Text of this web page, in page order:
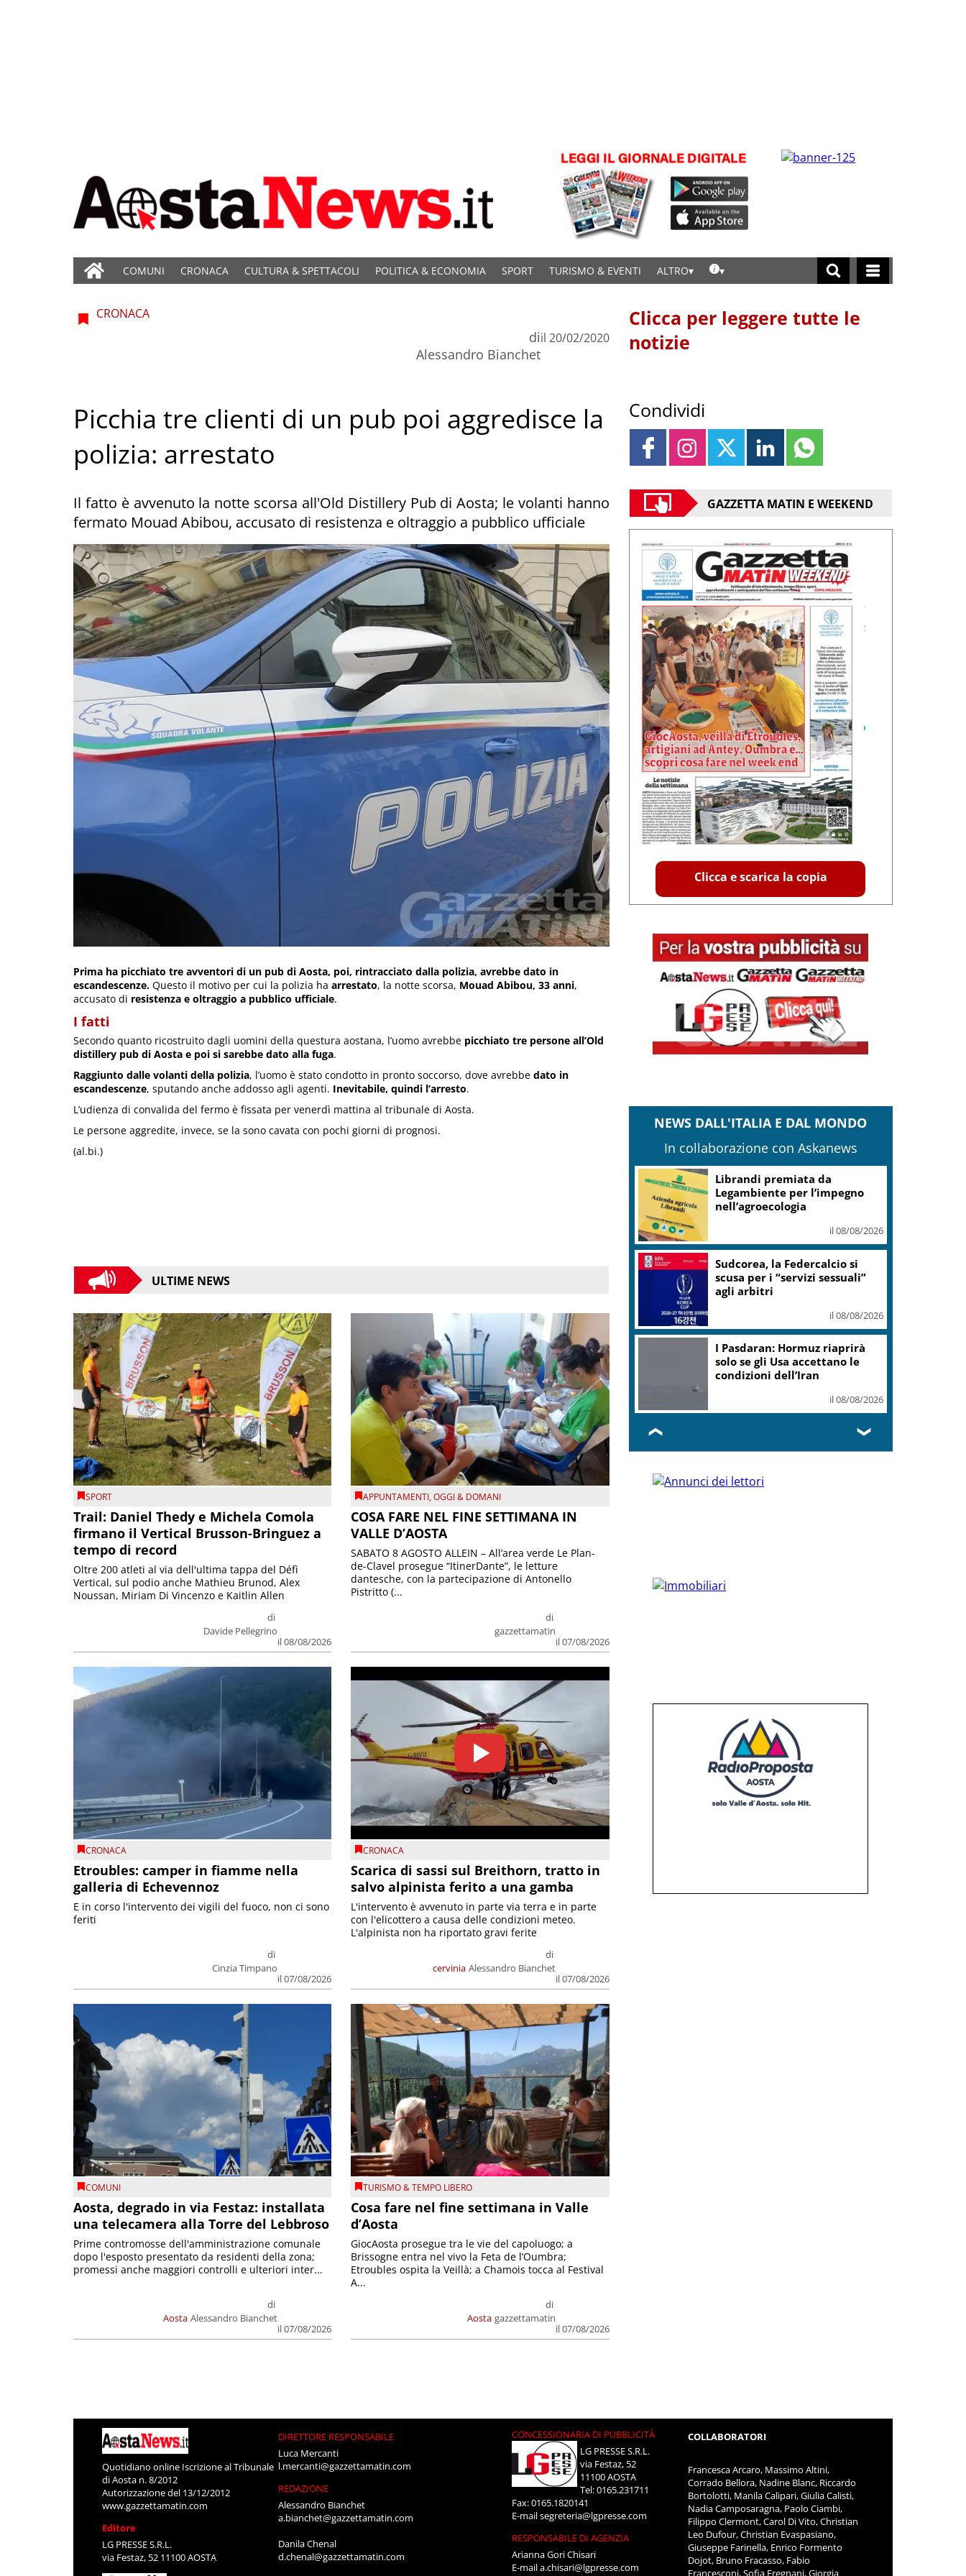
COMUNI CRONACA CULTURA & SPETTACOLI POLITICA & ECONOMIA SPORT TURISMO & EVENTI ALTRO
CRONACA
di
Alessandro Bianchet
il 20/02/2020
Picchia tre clienti di un pub poi aggredisce la
polizia: arrestato
Il fatto è avvenuto la notte scorsa all'Old Distillery Pub di Aosta; le volanti hanno
fermato Mouad Abibou, accusato di resistenza e oltraggio a pubblico ufficiale
Prima ha picchiato tre avventori di un pub di Aosta, poi, rintracciato dalla polizia, avrebbe dato in
escandescenze. Questo il motivo per cui la polizia ha arrestato, la notte scorsa, Mouad Abibou, 33 anni,
accusato di resistenza e oltraggio a pubblico ufficiale.
I fatti
Secondo quanto ricostruito dagli uomini della questura aostana, l’uomo avrebbe picchiato tre persone all’Old
distillery pub di Aosta e poi si sarebbe dato alla fuga.
Raggiunto dalle volanti della polizia, l’uomo è stato condotto in pronto soccorso, dove avrebbe dato in
escandescenze, sputando anche addosso agli agenti. Inevitabile, quindi l’arresto.
L’udienza di convalida del fermo è fissata per venerdì mattina al tribunale di Aosta.
Le persone aggredite, invece, se la sono cavata con pochi giorni di prognosi.
(al.bi.)
ULTIME NEWS
SPORT
Trail: Daniel Thedy e Michela Comola
firmano il Vertical Brusson-Bringuez a
tempo di record
di
Davide Pellegrino
il 08/08/2026
Oltre 200 atleti al via dell'ultima tappa del Défì
Vertical, sul podio anche Mathieu Brunod, Alex
Noussan, Miriam Di Vincenzo e Kaitlin Allen
APPUNTAMENTI,OGGI & DOMANI
COSA FARE NEL FINE SETTIMANA IN
VALLE D’AOSTA
di
gazzettamatin
il 07/08/2026
SABATO 8 AGOSTO ALLEIN – All’area verde Le Plan-
de-Clavel prosegue “ItinerDante”, le letture
dantesche, con la partecipazione di Antonello
Pistritto (...
CRONACA
Etroubles: camper in fiamme nella
galleria di Echevennoz
di
Cinzia Timpano
il 07/08/2026
E in corso l'intervento dei vigili del fuoco, non ci sono
feriti
CRONACA
Scarica di sassi sul Breithorn, tratto in
salvo alpinista ferito a una gamba
cervinia
di
Alessandro Bianchet
il 07/08/2026
L'intervento è avvenuto in parte via terra e in parte
con l'elicottero a causa delle condizioni meteo.
L'alpinista non ha riportato gravi ferite
COMUNI
Aosta, degrado in via Festaz: installata
una telecamera alla Torre del Lebbroso
Aosta
di
Alessandro Bianchet
il 07/08/2026
Prime contromosse dell'amministrazione comunale
dopo l'esposto presentato da residenti della zona;
promessi anche maggiori controlli e ulteriori inter...
TURISMO & TEMPO LIBERO
Cosa fare nel fine settimana in Valle
d’Aosta
Aosta
di
gazzettamatin
il 07/08/2026
GiocAosta prosegue tra le vie del capoluogo; a
Brissogne entra nel vivo la Feta de l’Oumbra;
Etroubles ospita la Veillà; a Chamois tocca al Festival
A...
Clicca per leggere tutte le
notizie
Condividi
GAZZETTA MATIN E WEEKEND
Clicca e scarica la copia
NEWS DALL'ITALIA E DAL MONDO
In collaborazione con Askanews
Librandi premiata da
Legambiente per l’impegno
nell’agroecologia
il 08/08/2026
Sudcorea, la Federcalcio si
scusa per i “servizi sessuali”
agli arbitri
il 08/08/2026
I Pasdaran: Hormuz riaprirà
solo se gli Usa accettano le
condizioni dell’Iran
il 08/08/2026
❮ ❯
Quotidiano online Iscrizione al Tribunale
di Aosta n. 8/2012
Autorizzazione del 13/12/2012
www.gazzettamatin.com
Editore
LG PRESSE S.R.L.
via Festaz, 52 11100 AOSTA
DIRETTORE RESPONSABILE
Luca Mercanti
l.mercanti@gazzettamatin.com
REDAZIONE
Alessandro Bianchet
a.bianchet@gazzettamatin.com
Danila Chenal
d.chenal@gazzettamatin.com
CONCESSIONARIA DI PUBBLICITÀ
LG PRESSE S.R.L.
via Festaz, 52
11100 AOSTA
Tel: 0165.231711
Fax: 0165.1820141
E-mailsegreteria@lgpresse.com
RESPONSABILE DI AGENZIA
Arianna Gori Chisari
E-maila.chisari@lgpresse.com
COLLABORATORI
Francesca Arcaro, Massimo Altini,
Corrado Bellora, Nadine Blanc, Riccardo
Bortolotti, Manila Calipari, Giulia Calisti,
Nadia Camposaragna, Paolo Ciambi,
Filippo Clermont, Carol Di Vito, Christian
Leo Dufour, Christian Evaspasiano,
Giuseppe Farinella, Enrico Formento
Dojot, Bruno Fracasso, Fabio
Francesconi, Sofia Fregnani, Giorgia